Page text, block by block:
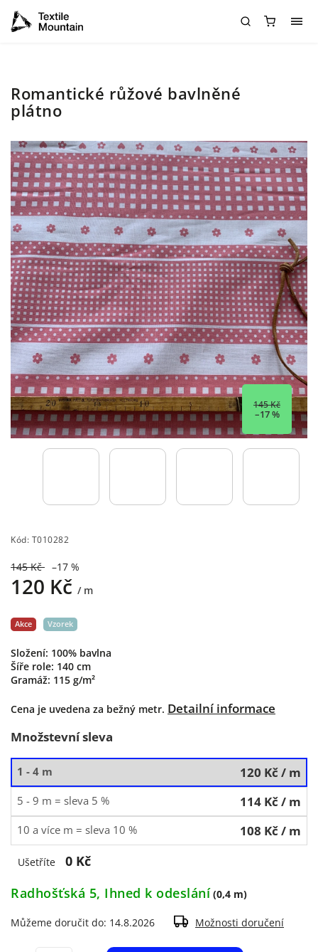
Romantické růžové bavlněné
plátno
145 Kč
–17 %
Kód: T010282
145 Kč –17 %
120 Kč / m
Složení: 100% bavlna
Šíře role: 140 cm
Gramáž: 115 g/m²
Cena je uvedena za bežný metr. Detailní informace
Akce Vzorek
Množstevní sleva
1 - 4 m 120 Kč/ m
5 - 9 m = sleva 5 % 114 Kč/ m
10 a více m = sleva 10 % 108 Kč/ m
Ušetříte
0 Kč
Radhošťská 5, Ihned k odeslání (0,4 m)
Můžeme doručit do: 14.8.2026 Možnosti doručení